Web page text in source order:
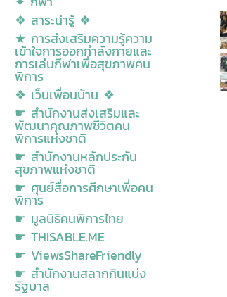
❖ สาระน่ารู้ ❖
★ การส่งเสริมความรู้ความ
เข้าใจการออกกำลังกายและ
การเล่นกีฬาเพื่อสุขภาพคน
พิการ
❖ เว็บเพื่อนบ้าน ❖
☛ สำนักงานส่งเสริมและ
พัฒนาคุณภาพชีวิตคน
พิการแห่งชาติ
☛ สำนักงานหลักประกัน
สุขภาพแห่งชาติ
☛ ศุนย์สื่อการศีกษาเพื่อคน
พิการ
☛ มูลนิธิคนพิการไทย
☛ THISABLE.ME
☛ ViewsShareFriendly
☛ สำนักงานสลากกินแบ่ง
รัฐบาล